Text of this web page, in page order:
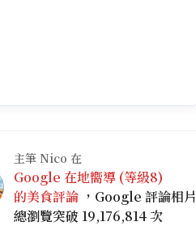
主筆 Nico 在
Google 在地嚮導 (等級8)
的美食評論 ，Google 評論相片
總瀏覽突破 19,176,814 次